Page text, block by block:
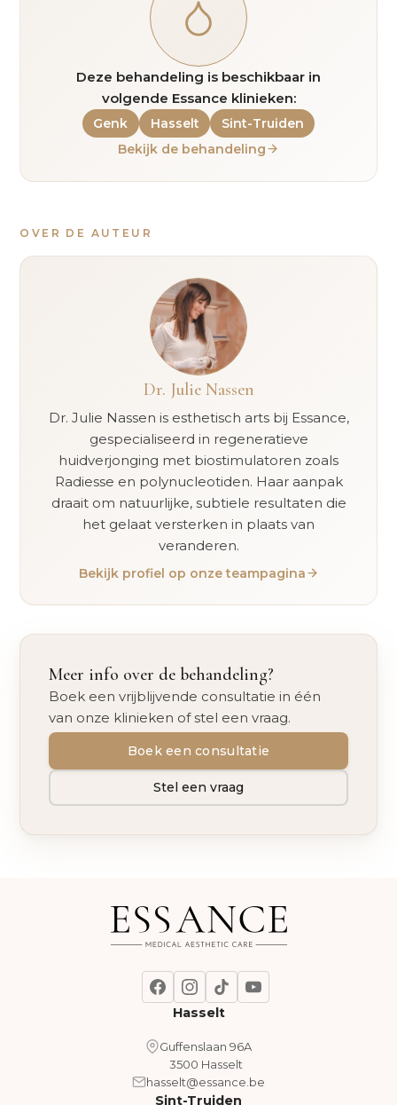
Deze behandeling is beschikbaar in
volgende Essance klinieken:
Genk Hasselt
Sint-Truiden
Bekijk de behandeling
OVER DE AUTEUR
Dr. Julie Nassen
Dr. Julie Nassen is esthetisch arts bij Essance,
gespecialiseerd in regeneratieve
huidverjonging met biostimulatoren zoals
Radiesse en polynucleotiden. Haar aanpak
draait om natuurlijke, subtiele resultaten die
het gelaat versterken in plaats van
veranderen.
Bekijk profiel op onze teampagina
Meer info over de behandeling?
Boek een vrijblijvende consultatie in één
van onze klinieken of stel een vraag.
Boek een consultatie
Stel een vraag
Hasselt
Guffenslaan 96A
3500 Hasselt
hasselt@essance.be
Sint-Truiden